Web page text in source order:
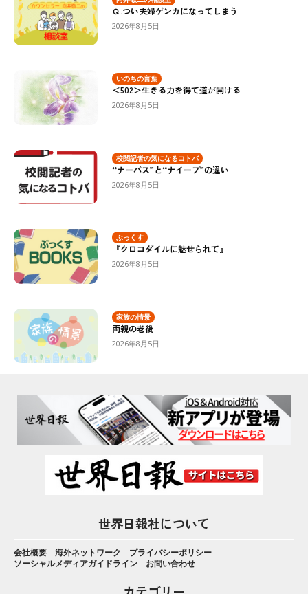
Ｑ.つい夫婦ゲンカになってしまう
2026年8月5日
いのちの言葉
＜502＞生きる力を得て道が開ける
2026年8月5日
校閲記者の気になるコトバ
“ナーバス”と“ナイーブ”の違い
2026年8月5日
ぶっくす
『クロコダイルに魅せられて』
2026年8月5日
家族の情景
両親の老後
2026年8月5日
世界日報社について
会社概要 海外ネットワーク
プライバシーポリシー
ソーシャルメディアガイドライン
お問い合わせ